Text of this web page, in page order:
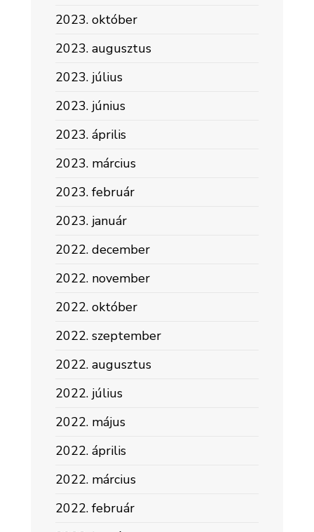
2023. október
2023. augusztus
2023. július
2023. június
2023. április
2023. március
2023. február
2023. január
2022. december
2022. november
2022. október
2022. szeptember
2022. augusztus
2022. július
2022. május
2022. április
2022. március
2022. február